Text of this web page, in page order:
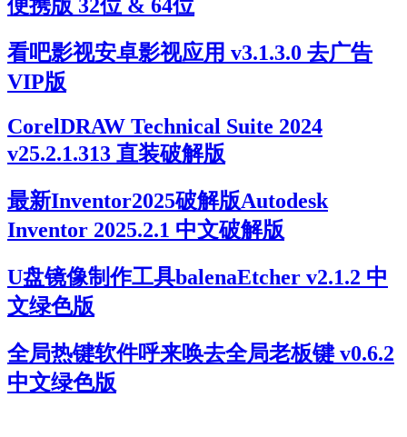
便携版 32位 & 64位
看吧影视安卓影视应用 v3.1.3.0 去广告
VIP版
CorelDRAW Technical Suite 2024
v25.2.1.313 直装破解版
最新Inventor2025破解版Autodesk
Inventor 2025.2.1 中文破解版
U盘镜像制作工具balenaEtcher v2.1.2 中
文绿色版
全局热键软件呼来唤去全局老板键 v0.6.2
中文绿色版